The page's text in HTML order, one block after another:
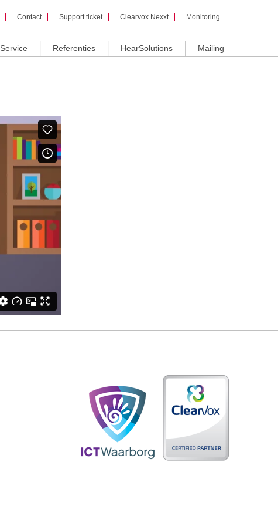
Contact Support ticket Clearvox Nexxt Monitoring
Service Referenties HearSolutions Mailing